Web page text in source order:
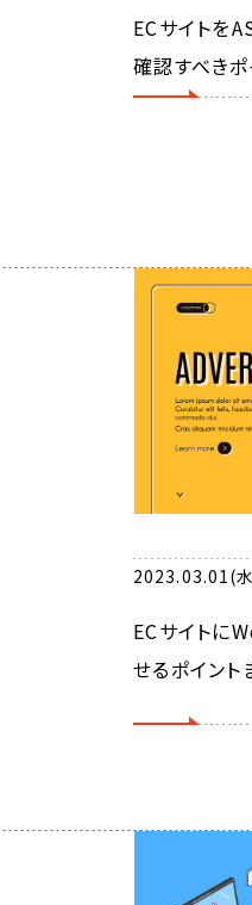
ECサイトを
確認すべき
2023.03.01(
ECサイトに
せるポイン